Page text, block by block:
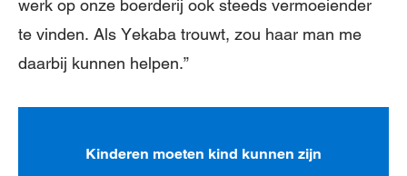
werk op onze boerderij ook steeds vermoeiender
te vinden. Als Yekaba trouwt, zou haar man me
daarbij kunnen helpen.”
Kinderen moeten kind kunnen zijn